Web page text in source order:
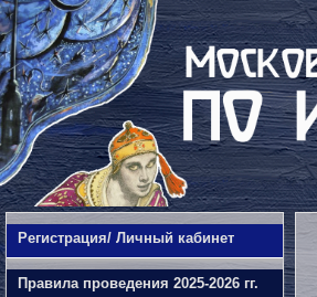
Регистрация/ Личный кабинет
Правила проведения 2025-2026 гг.